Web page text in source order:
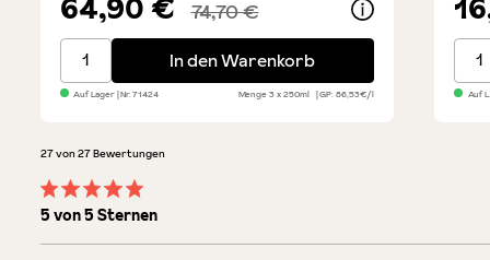
64,90 € 74,70 €
Balsamico Il Denso Giusti - 3er Sparset
In den Warenkorb
Auf Lager| Nr.71424 Menge3 x 250ml GP: 86,53€/l Auf
27 von 27 Bewertungen
Durchschnittliche Bewertung von 5 von 5 Sternen
5 von 5 Sternen